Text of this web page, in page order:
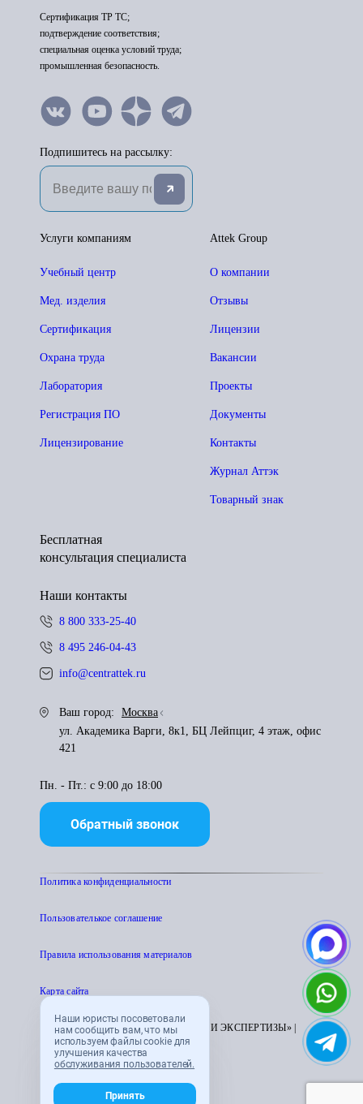
Наши юристы посоветовали
нам сообщить вам, что мы
используем файлы cookie для
улучшения качества
обслуживания пользователей.
Принять
Сертификация ТР ТС;
подтверждение соответствия;
специальная оценка условий труда;
промышленная безопасность.
Подпишитесь на рассылку:
Attek Group
О компании
Отзывы
Лицензии
Вакансии
Проекты
Документы
Контакты
Журнал Аттэк
Товарный знак
Услуги компаниям
Учебный центр
Мед. изделия
Сертификация
Охрана труда
Лаборатория
Регистрация ПО
Лицензирование
Бесплатная
консультация специалиста
Наши контакты
8 800 333-25-40
8 495 246-04-43
info@centrattek.ru
Ваш город:
Москва
ул. Академика Варги, 8к1, БЦ Лейпциг, 4 этаж, офис
421
Пн. - Пт.: с 9:00 до 18:00
Обратный звонок
Политика конфиденциальности
Пользователькое соглашение
Правила использования материалов
Карта сайта
© 1995 - 2026 «ЦЕНТР АТТЕСТАЦИИ И ЭКСПЕРТИЗЫ» |
CENTRATTEK.RU